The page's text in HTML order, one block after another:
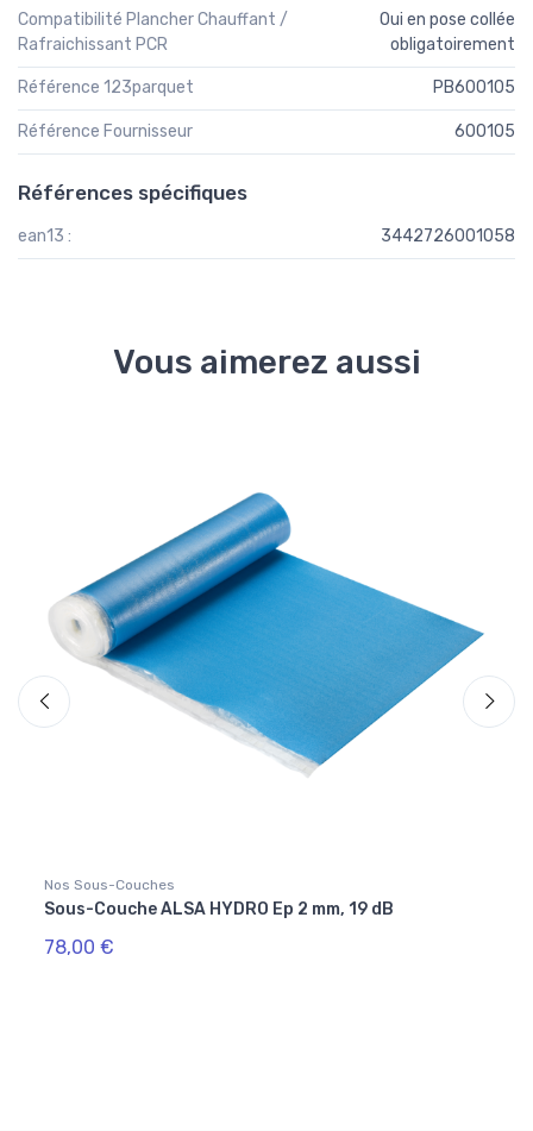
Compatibilité Plancher Chauffant /
Rafraichissant PCR
Oui en pose collée
obligatoirement
Référence 123parquet PB600105
Référence Fournisseur 600105
Références spécifiques
ean13 : 3442726001058
Vous aimerez aussi
Nos Sous-Couches
Sous-Couche ALSA HYDRO Ep 2 mm, 19 dB
78,00 €